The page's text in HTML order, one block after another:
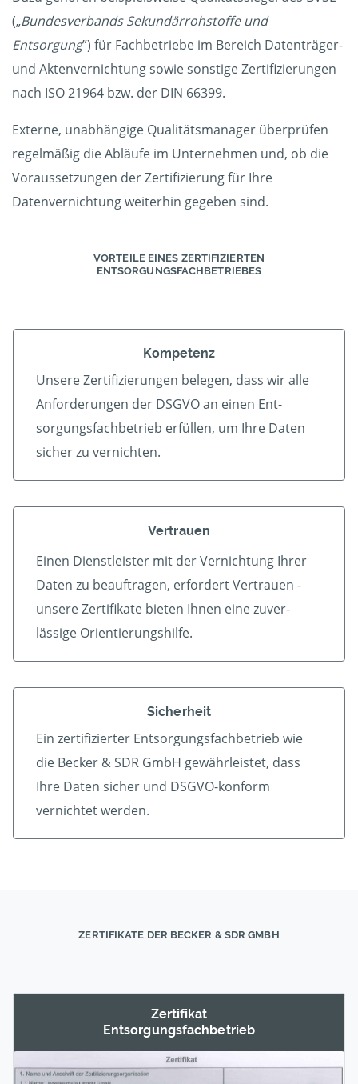
(„Bundesverbands Sekundärrohstoffe und
Entsorgung”) für Fachbetriebe im Bereich Datenträger-
und Aktenvernichtung sowie sonstige Zertifizierungen
nach ISO 21964 bzw. der DIN 66399.
Externe, unabhängige Qualitätsmanager überprüfen
regelmäßig die Abläufe im Unternehmen und, ob die
Voraussetzungen der Zertifizierung für Ihre
Datenvernichtung weiterhin gegeben sind.
VORTEILE EINES ZERTIFIZIERTEN
ENTSORGUNGSFACHBETRIEBES
Kompetenz
Unsere Zertifizierungen belegen, dass wir alle
An­forder­ungen der DSGVO an einen Ent­
sorgungs­fach­betrieb er­füllen, um Ihre Daten
sicher zu vernichten.
Vertrauen
Einen Dienstleister mit der Vern­ichtung Ihrer
Daten zu beauf­tragen, erfordert Vertrauen -
unsere Zerti­fikate bieten Ihnen eine zu­ver­
lässige Orientierungshilfe.
Sicherheit
Ein zertifizierter Ent­sorgungs­fach­betrieb wie
die Becker & SDR GmbH gewährleistet, dass
Ihre Daten sicher und DSGVO-konform
vernichtet werden.
ZERTIFIKATE DER BECKER & SDR GMBH
Zertifikat
Entsorgungs­fachbetrieb